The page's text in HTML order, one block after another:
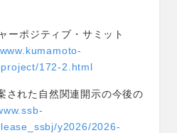
ーポジティブ・サミット
172-2.html
された自然関連開示の今後の
y2026/2026-